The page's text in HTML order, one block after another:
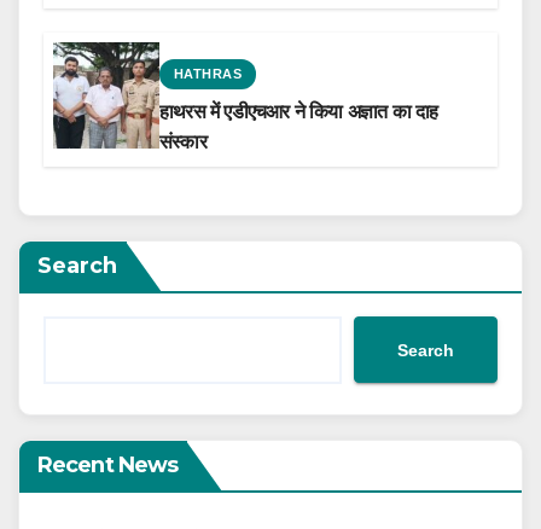
HATHRAS
हाथरस में एडीएचआर ने किया अज्ञात का दाह
संस्कार
Search
Search
Recent News